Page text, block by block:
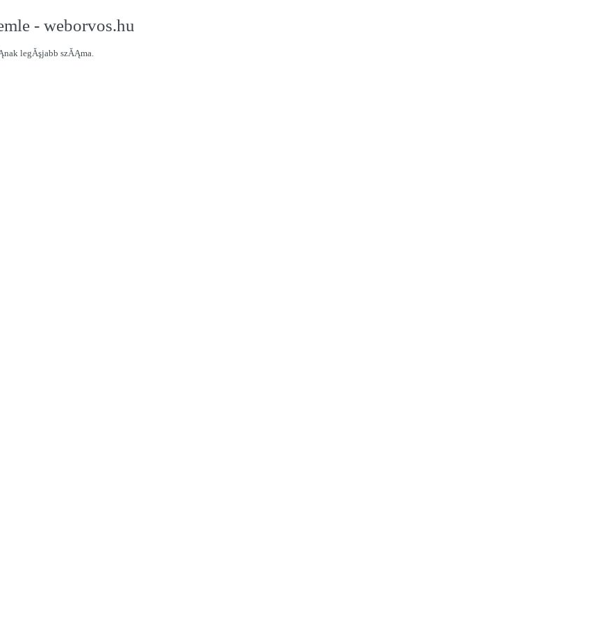
- weborvos.hu
legĂşjabb szĂĄma.